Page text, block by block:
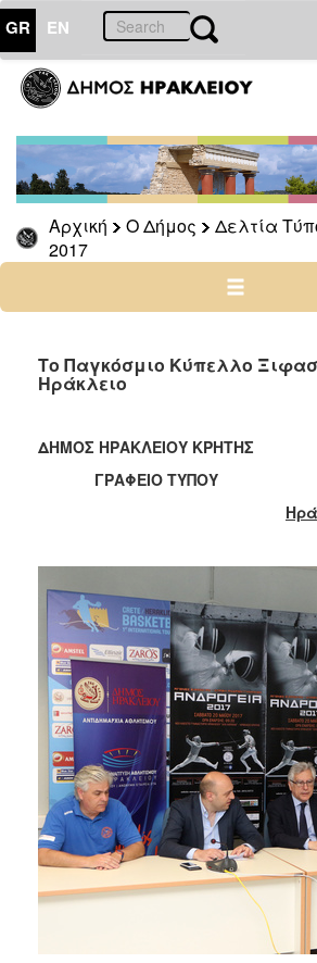
GR EN
Αρχική Ο Δήμος Δελτία
2017
ΔΗΜΟΣ
Δελτία
Τύπου
Αρχείο
2026
2025
2022
2021
2019
2018
2015
2013
2012
2011
2010
2006
ΤΟΠΟΣ
Το Παγκόσμιο Κύπελλο
Ηράκλειο
ΔΗΜΟΣ ΗΡΑΚΛΕΙΟΥ ΚΡΗΤΗΣ
ΓΡΑΦΕΙΟ ΤΥΠΟΥ